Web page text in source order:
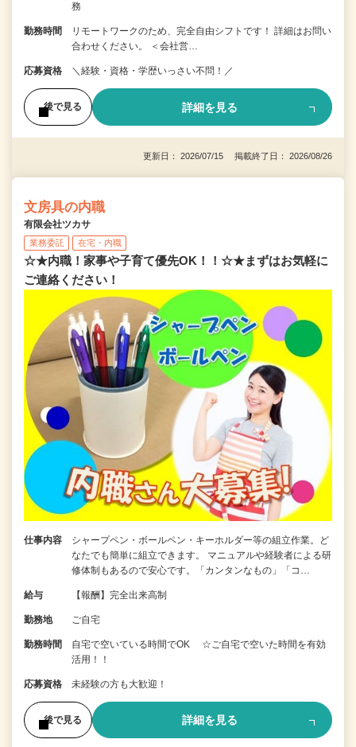
務
勤務時間
リモートワークのため、完全自由シフトです！ 詳細はお問い
合わせください。 ＜会社営…
応募資格 ＼経験・資格・学歴いっさい不問！／
後で見る 詳細を見る
更新日： 2026/07/15 掲載終了日： 2026/08/26
文房具の内職
有限会社ツカサ
業務委託 在宅・内職
☆★内職！家事や子育て優先OK！！☆★まずはお気軽に
ご連絡ください！
仕事内容
シャープペン・ボールペン・キーホルダー等の組立作業。ど
なたでも簡単に組立できます。 マニュアルや経験者による研
修体制もあるので安心です。「カンタンなもの」「コ…
給与 【報酬】完全出来高制
勤務地 ご自宅
勤務時間
自宅で空いている時間でOK ☆ご自宅で空いた時間を有効
活用！！
応募資格 未経験の方も大歓迎！
後で見る 詳細を見る